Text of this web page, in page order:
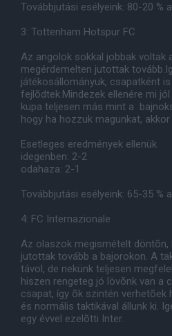
Továbbjutási esélyeink: 80-20 %
3: Tottenham Hotspur FC
Az angolok sokkal jobbak voltak
megérdemelten jutottak
játékosállományuk, csapatként
fejlõdtek.Mindezek ellenére mi
kupa teljesen más mint a
hogy ha hozzuk magunkat,
Esetleges eredmények ellenük
idegenben: 2-2
odahaza: 2-1
Továbbjutási esélyeink: 65-35 %
4: FC Internazionale
Az olaszok megismételt döntõn,
jutottak tovább a bajorokon. A
távol, de nekünk teljesen
hiszen rengeteg jó lövõnk van a
csapat, így õk szintén verhetõek
és normális taktikával állunk ki.
egy évvel ezelõtti Inter.